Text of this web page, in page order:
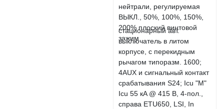
стационарный авт.
выключатель в литом
корпусе, с перекидным
рычагом типоразм. 1600;
4AUX и сигнальный контакт
срабатывания S24; Icu "M"
Icu 55 кA @ 415 В, 4-пол.,
справа ETU650, LSI, In